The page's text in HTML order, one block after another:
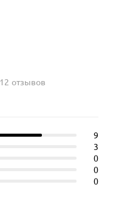
отзывов
0
0
0
3
9